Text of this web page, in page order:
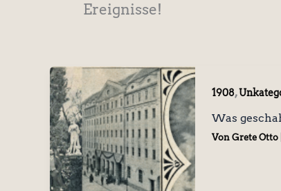
Ereignisse!
1908,
Was
Von Grete Otto